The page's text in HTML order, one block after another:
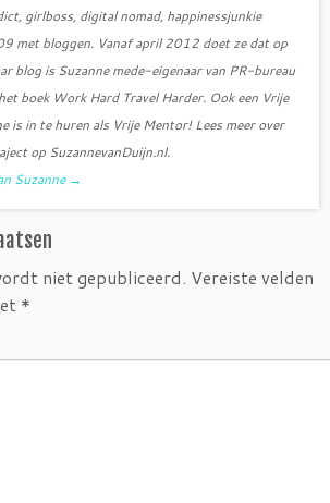
girlboss, digital nomad, happinessjunkie
met bloggen. Vanaf april 2012 doet ze dat op
blog is Suzanne mede-eigenaar van PR-bureau
boek Work Hard Travel Harder. Ook een Vrije
is in te huren als Vrije Mentor! Lees meer over
op SuzannevanDuijn.nl.
Suzanne →
niet gepubliceerd. Vereiste velden
*